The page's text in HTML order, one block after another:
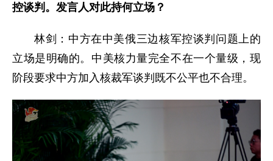
控谈判。发言人对此持何立场？
林剑：中方在中美俄三边核军控谈判问题上的
立场是明确的。中美核力量完全不在一个量级，现
阶段要求中方加入核裁军谈判既不公平也不合理。